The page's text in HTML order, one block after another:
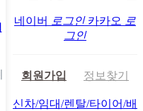
네이버 로그인 카카오 로
그인
회원가입 정보찾기
신차/임대/렌탈/타이어/배